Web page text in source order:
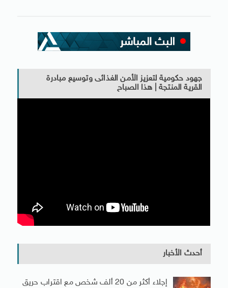
جهود حكومية لتعزيز الأمن الغذائى وتوسيع مبادرة
القرية المنتجة | هذا الصباح
أحدث الأخبار
إجلاء أكثر من 20 ألف شخص مع اقتراب حريق